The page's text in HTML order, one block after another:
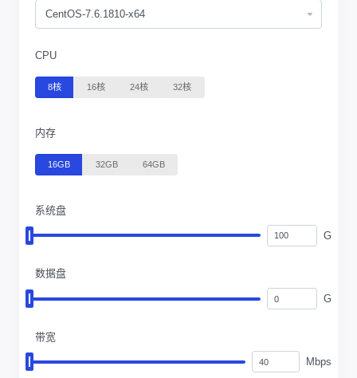
CPU
8核 16核 24核 32核
内存
16GB 32GB 64GB
系统盘
G
数据盘
G
带宽
Mbps